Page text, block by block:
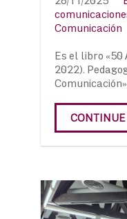
Comunicación
Es el libro «50
2022).